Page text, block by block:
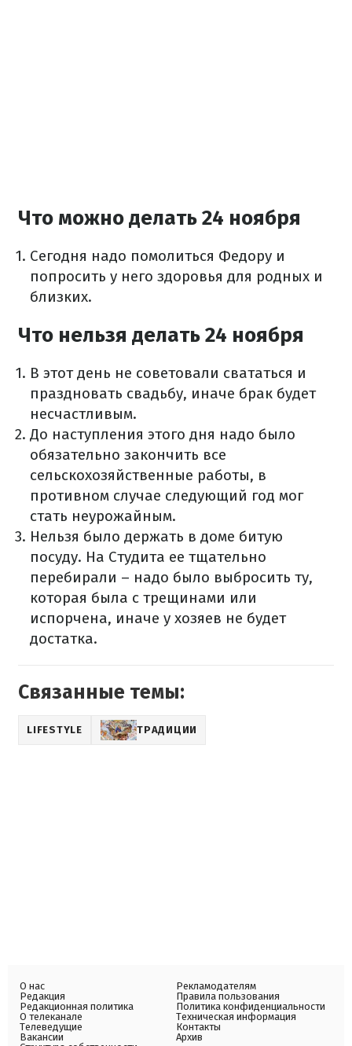
Что можно делать 24 ноября
Сегодня надо помолиться Федору и
попросить у него здоровья для родных и
близких.
Что нельзя делать 24 ноября
В этот день не советовали свататься и
праздновать свадьбу, иначе брак будет
несчастливым.
До наступления этого дня надо было
обязательно закончить все
сельскохозяйственные работы, в
противном случае следующий год мог
стать неурожайным.
Нельзя было держать в доме битую
посуду. На Студита ее тщательно
перебирали – надо было выбросить ту,
которая была с трещинами или
испорчена, иначе у хозяев не будет
достатка.
Связанные темы:
LIFESTYLE ТРАДИЦИИ
О нас
Редакция
Редакционная политика
О телеканале
Телеведущие
Вакансии
Рекламодателям
Правила пользования
Политика конфиденциальности
Техническая информация
Контакты
Архив